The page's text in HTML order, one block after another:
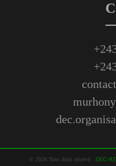
© 2026Tout droit réservé : DEC-